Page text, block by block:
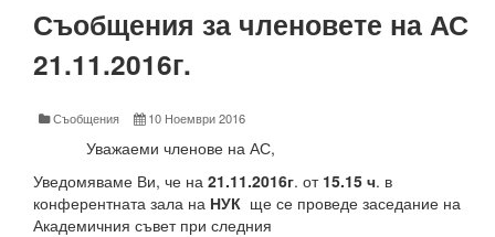
Поздравителни адреси
Тържество по случай празника на университета
Мандатна програма
Ректор
Ръководство
Съобщения за членовете на АС
21.11.2016г.
Съобщения 10 Ноември 2016
Уважаеми членове на АС,
Уведомяваме Ви, че на 21.11.2016г. от 15.15 ч. в
конферентната зала на НУК ще се проведе заседание на
Академичния съвет при следния